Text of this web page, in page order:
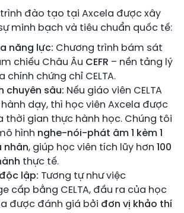
đào tạo tại Axcela được xây
minh bạch và tiêu chuẩn quốc tế:
năng lực: Chương trình bám sát
chiếu Châu Âu CEFR – nền tảng lý
chính chứng chỉ CELTA.
chuyên sâu: Nếu giáo viên CELTA
dạy, thì học viên Axcela được
thời gian thực hành học. Chúng tôi
hình nghe-nói-phát âm 1 kèm 1
nhân, giúp học viên tích lũy hơn 100
thực tế.
lập: Tương tự như việc
cấp bằng CELTA, đầu ra của học
được đánh giá bởi đơn vị khảo thí